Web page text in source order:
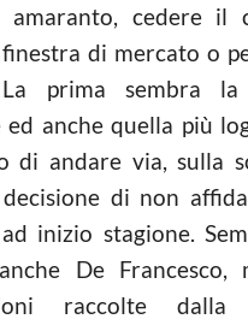
amaranto, cedere il
finestra di mercato o
La prima sembra
ed anche quella più
di andare via, sulla
di non
inizio stagione.
De Francesco,
raccolte